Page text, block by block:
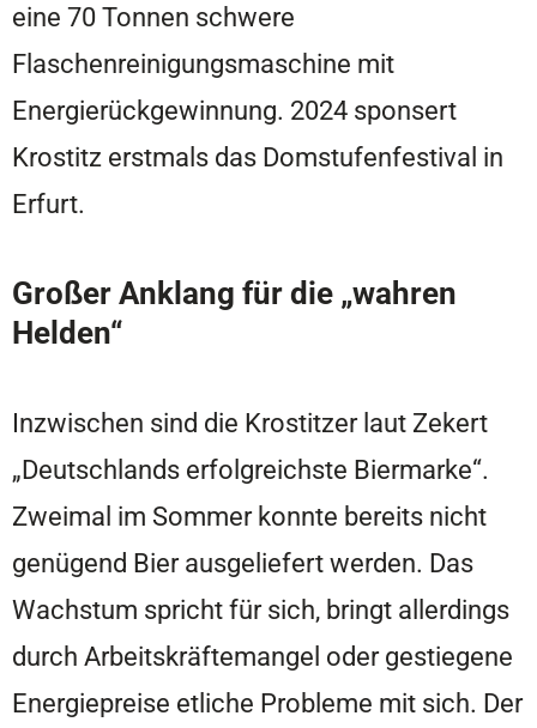
eine 70 Tonnen schwere
Flaschenreinigungsmaschine mit
Energierückgewinnung. 2024 sponsert
Krostitz erstmals das Domstufenfestival in
Erfurt.
Großer Anklang für die „wahren
Helden“
Inzwischen sind die Krostitzer laut Zekert
„Deutschlands erfolgreichste Biermarke“.
Zweimal im Sommer konnte bereits nicht
genügend Bier ausgeliefert werden. Das
Wachstum spricht für sich, bringt allerdings
durch Arbeitskräftemangel oder gestiegene
Energiepreise etliche Probleme mit sich. Der